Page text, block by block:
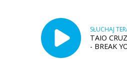
SŁUCHAJ
TAIO
- BREAK